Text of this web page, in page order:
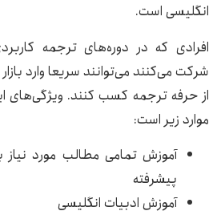
انگلیسی است.
افرادی که در دوره‌های ترجمه
شرکت می‌کنند می‌توانند سریعا وارد
از حرفه ترجمه کسب کنند.
موارد زیر است:
آموزش تمامی مطالب مورد نیاز
پیشرفته
آموزش ادبیات انگلیسی